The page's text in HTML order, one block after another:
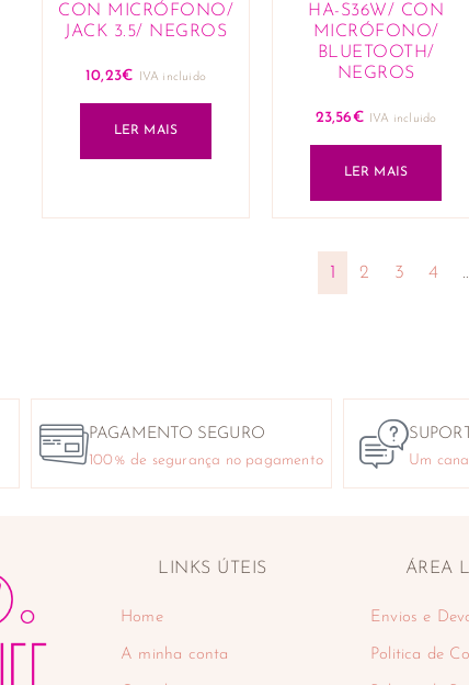
CON MICRÓFONO/
JACK 3.5/ NEGROS
10,23€ IVA incluido
LER MAIS
HA-S36W/ CON
MICRÓFONO/
BLUETOOTH/
NEGROS
23,56€ IVA incluido
LER MAIS
1 2 3 4
PAGAMENTO SEGURO
100% de segurança no pagamento
Um
LINKS ÚTEIS
Home
A minha conta
ÁREA
Envios e
Politica de